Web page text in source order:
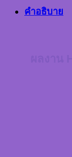
คำอธิบาย